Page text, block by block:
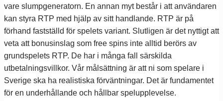
vare slumpgeneratorn. En annan myt består i att användaren
kan styra RTP med hjälp av sitt handlande. RTP är på
förhand fastställd för spelets variant. Slutligen är det nyttigt att
veta att bonusinslag som free spins inte alltid berörs av
grundspelets RTP. De har i många fall särskilda
utbetalningsvillkor. Vår målsättning är att ni som spelare i
Sverige ska ha realistiska förväntningar. Det är fundamentet
för en underhållande och hållbar spelupplevelse.